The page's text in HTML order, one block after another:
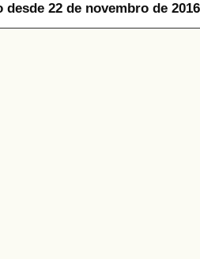
desde 22 de novembro de